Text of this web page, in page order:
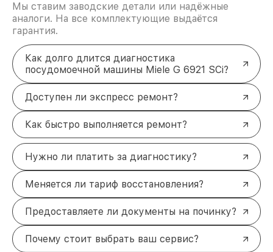
Мы ставим заводские детали или надёжные
аналоги. На все комплектующие выдаётся
гарантия.
Как долго длится диагностика
посудомоечной машины Miele G 6921 SCi?
Доступен ли экспресс ремонт?
Как быстро выполняется ремонт?
Нужно ли платить за диагностику?
Меняется ли тариф восстановления?
Предоставляете ли документы на починку?
Почему стоит выбрать ваш сервис?